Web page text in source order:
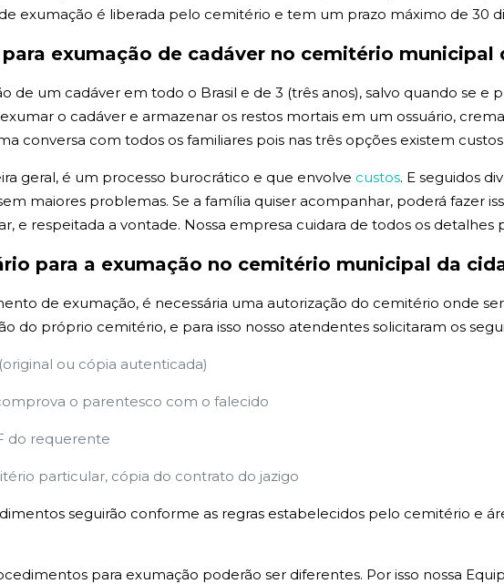
exumação é liberada pelo cemitério e tem um prazo máximo de 30
exumação de cadáver no cemitério municipal
de um cadáver em todo o Brasil e de 3 (três anos), salvo quando se e
o cadáver e armazenar os restos mortais em um ossuário,
conversa com todos os familiares pois nas três opções existem
geral, é um processo burocrático e que envolve custos. E seguidos
maiores problemas. Se a família quiser acompanhar, poderá fazer
e respeitada a vontade. Nossa empresa cuidara de todos os
para a exumação no cemitério municipal da
de exumação, é necessária uma autorização do cemitério onde
do próprio cemitério, e para isso nosso atendentes solicitaram os
ou cópia autenticada)
o parentesco com o falecido
do requerente
particular, cópia do contrato do jazigo
seguirão conforme as regras estabelecidos pelo cemitério e
para exumação poderão ser diferentes. Por isso nossa